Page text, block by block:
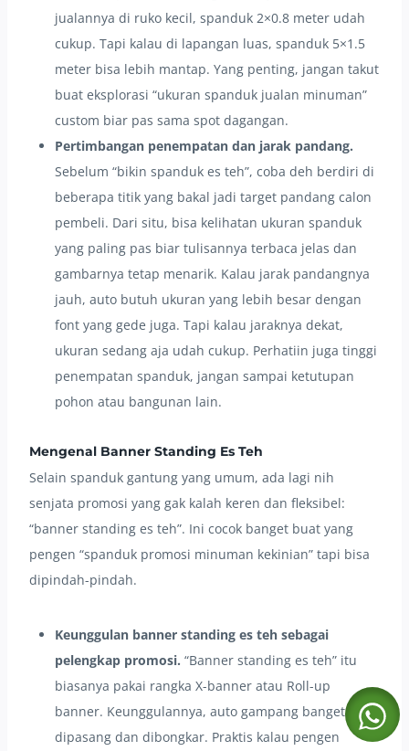
jualannya di ruko kecil, spanduk 2×0.8 meter udah
cukup. Tapi kalau di lapangan luas, spanduk 5×1.5
meter bisa lebih mantap. Yang penting, jangan takut
buat eksplorasi “ukuran spanduk jualan minuman”
custom biar pas sama spot dagangan.
Pertimbangan penempatan dan jarak pandang.
Sebelum “bikin spanduk es teh”, coba deh berdiri di
beberapa titik yang bakal jadi target pandang calon
pembeli. Dari situ, bisa kelihatan ukuran spanduk
yang paling pas biar tulisannya terbaca jelas dan
gambarnya tetap menarik. Kalau jarak pandangnya
jauh, auto butuh ukuran yang lebih besar dengan
font yang gede juga. Tapi kalau jaraknya dekat,
ukuran sedang aja udah cukup. Perhatiin juga tinggi
penempatan spanduk, jangan sampai ketutupan
pohon atau bangunan lain.
Mengenal Banner Standing Es Teh
Selain spanduk gantung yang umum, ada lagi nih
senjata promosi yang gak kalah keren dan fleksibel:
“banner standing es teh”. Ini cocok banget buat yang
pengen “spanduk promosi minuman kekinian” tapi bisa
dipindah-pindah.
Keunggulan banner standing es teh sebagai
pelengkap promosi. “Banner standing es teh” itu
biasanya pakai rangka X-banner atau Roll-up
banner. Keunggulannya, auto gampang banget
dipasang dan dibongkar. Praktis kalau pengen